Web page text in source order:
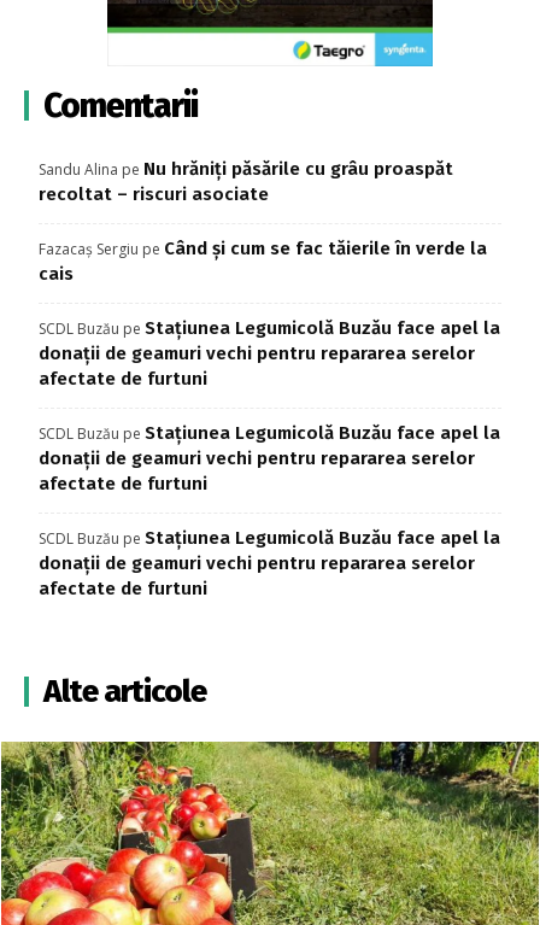
Comentarii
Sandu Alina pe Nu hrăniți păsările cu grâu proaspăt
recoltat – riscuri asociate
Fazacaș Sergiu pe Când și cum se fac tăierile în verde la
cais
SCDL Buzău pe Stațiunea Legumicolă Buzău face apel la
donații de geamuri vechi pentru repararea serelor
afectate de furtuni
SCDL Buzău pe Stațiunea Legumicolă Buzău face apel la
donații de geamuri vechi pentru repararea serelor
afectate de furtuni
SCDL Buzău pe Stațiunea Legumicolă Buzău face apel la
donații de geamuri vechi pentru repararea serelor
afectate de furtuni
Alte articole